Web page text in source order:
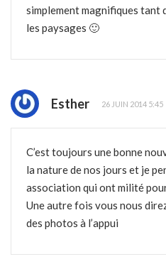
simplement magnifiques tant
les paysages 🙂
Esther 26 JUIN 2014 5:45
C’est toujours une bonne
la nature de nos jours et je
association qui ont milité
Une autre fois vous nous
des photos à l’appui